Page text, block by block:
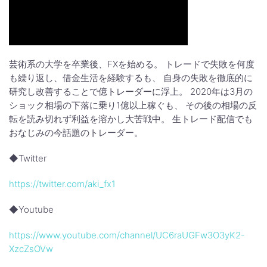
芸術系の大学を卒業後、FXを始める。 トレードで失敗を何度
も繰り返し、借金生活を経験するも、 自身の失敗を徹底的に
研究し改善することで億トレーダーに浮上。 2020年は3月の
ショック相場の下落に乗り1億以上稼ぐも、 その後の相場の反
転を読み切れず利益を溶かし大苦戦中。 生トレード配信でも
おなじみの今話題のトレーダー。
◆Twitter
https://twitter.com/aki_fx1
◆Youtube
https://www.youtube.com/channel/UC6raUGFw3O3yK2-
XzcZsOVw